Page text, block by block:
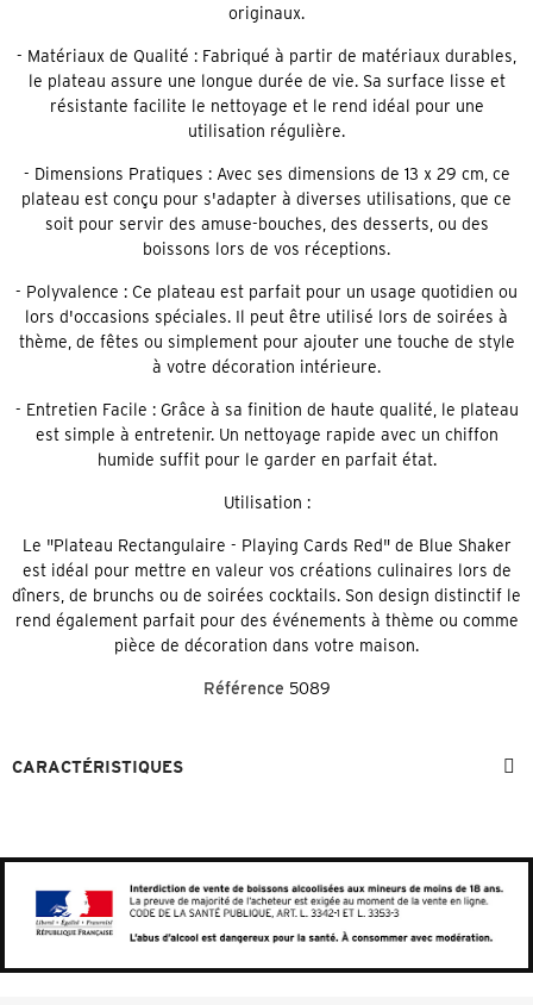
originaux.
- Matériaux de Qualité : Fabriqué à partir de matériaux durables,
le plateau assure une longue durée de vie. Sa surface lisse et
résistante facilite le nettoyage et le rend idéal pour une
utilisation régulière.
- Dimensions Pratiques : Avec ses dimensions de 13 x 29 cm, ce
plateau est conçu pour s'adapter à diverses utilisations, que ce
soit pour servir des amuse-bouches, des desserts, ou des
boissons lors de vos réceptions.
- Polyvalence : Ce plateau est parfait pour un usage quotidien ou
lors d'occasions spéciales. Il peut être utilisé lors de soirées à
thème, de fêtes ou simplement pour ajouter une touche de style
à votre décoration intérieure.
- Entretien Facile : Grâce à sa finition de haute qualité, le plateau
est simple à entretenir. Un nettoyage rapide avec un chiffon
humide suffit pour le garder en parfait état.
Utilisation :
Le "Plateau Rectangulaire - Playing Cards Red" de Blue Shaker
est idéal pour mettre en valeur vos créations culinaires lors de
dîners, de brunchs ou de soirées cocktails. Son design distinctif le
rend également parfait pour des événements à thème ou comme
pièce de décoration dans votre maison.
Référence 5089
CARACTÉRISTIQUES